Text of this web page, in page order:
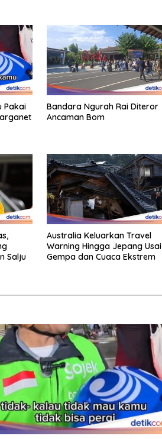
Pakai
Bandara Ngurah Rai Diteror
Ancaman Bom
Salju
Australia Keluarkan Travel
Warning Hingga Jepang Usai
Gempa dan Cuaca Ekstrem